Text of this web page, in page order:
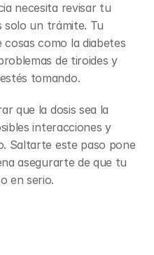
necesita revisar tu
solo un trámite. Tu
como la diabetes
de tiroides y
tomando.
que la dosis sea la
interacciones y
Saltarte este paso pone
asegurarte de que tu
en serio.